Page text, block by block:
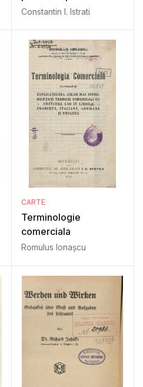
Constantin I. Istrati
CARTE
Terminologie
comerciala
Romulus Ionașcu